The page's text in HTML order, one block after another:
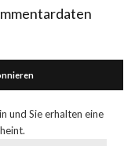
und Sie erhalten eine